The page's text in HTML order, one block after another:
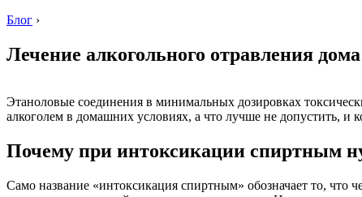
Блог ›
Лечение алкогольного отравления дома
Этаноловые соединения в минимальных дозировках
алкоголем в домашних условиях, а что лучше не допустить, и
Почему при интоксикации спиртным
Само название «интоксикация спиртным» обозначает то, что